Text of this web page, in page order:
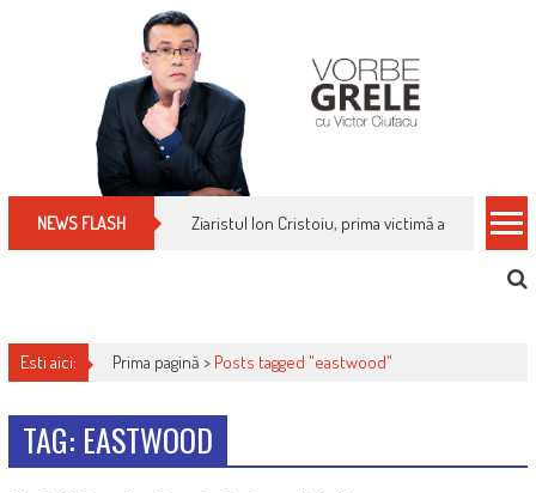
NEWS FLASH Ziaristul Ion Cristoiu, prima victimă a noi
Esti aici: Prima pagină > Posts tagged "eastwood"
TAG: EASTWOOD